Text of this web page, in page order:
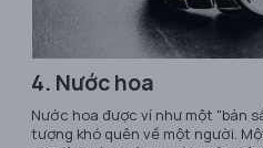
4. Nước hoa
Nước hoa được ví như một "bản
tượng khó quên về một người.